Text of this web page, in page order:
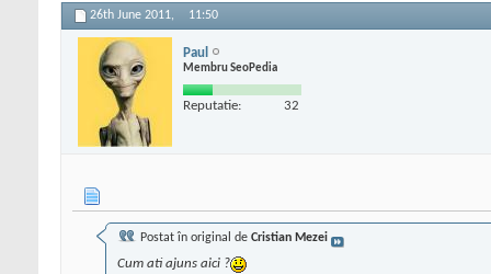
26th June 2011, 11:50
Paul
Membru SeoPedia
Reputatie: 32
Postat în original de Cristian Mezei
Cum ati ajuns aici ?